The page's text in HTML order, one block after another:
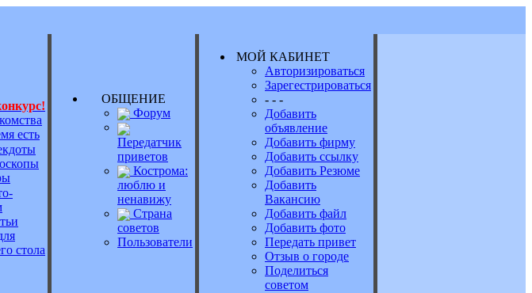
есть
стола
ОБЩЕНИЕ
Форум
Передатчик
приветов
Кострома:
люблю и
ненавижу
Страна
советов
Пользователи
МОЙ КАБИНЕТ
Авторизироваться
Зарегестрироваться
- - -
Добавить
объявление
Добавить фирму
Добавить ссылку
Добавить Резюме
Добавить
Вакансию
Добавить файл
Добавить фото
Передать привет
Отзыв о городе
Поделиться
советом